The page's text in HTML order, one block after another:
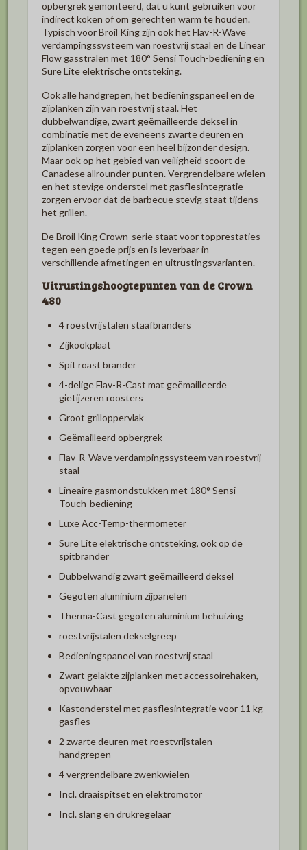
opbergrek gemonteerd, dat u kunt gebruiken voor
indirect koken of om gerechten warm te houden.
Typisch voor Broil King zijn ook het Flav-R-Wave
verdampingssysteem van roestvrij staal en de Linear
Flow gasstralen met 180° Sensi Touch-bediening en
Sure Lite elektrische ontsteking.
Ook alle handgrepen, het bedieningspaneel en de
zijplanken zijn van roestvrij staal. Het
dubbelwandige, zwart geëmailleerde deksel in
combinatie met de eveneens zwarte deuren en
zijplanken zorgen voor een heel bijzonder design.
Maar ook op het gebied van veiligheid scoort de
Canadese allrounder punten. Vergrendelbare wielen
en het stevige onderstel met gasflesintegratie
zorgen ervoor dat de barbecue stevig staat tijdens
het grillen.
De Broil King Crown-serie staat voor topprestaties
tegen een goede prijs en is leverbaar in
verschillende afmetingen en uitrustingsvarianten.
Uitrustingshoogtepunten van de Crown
480
4 roestvrijstalen staafbranders
Zijkookplaat
Spit roast brander
4-delige Flav-R-Cast mat geëmailleerde
gietijzeren roosters
Groot grilloppervlak
Geëmailleerd opbergrek
Flav-R-Wave verdampingssysteem van roestvrij
staal
Lineaire gasmondstukken met 180° Sensi-
Touch-bediening
Luxe Acc-Temp-thermometer
Sure Lite elektrische ontsteking, ook op de
spitbrander
Dubbelwandig zwart geëmailleerd deksel
Gegoten aluminium zijpanelen
Therma-Cast gegoten aluminium behuizing
roestvrijstalen dekselgreep
Bedieningspaneel van roestvrij staal
Zwart gelakte zijplanken met accessoirehaken,
opvouwbaar
Kastonderstel met gasflesintegratie voor 11 kg
gasfles
2 zwarte deuren met roestvrijstalen
handgrepen
4 vergrendelbare zwenkwielen
Incl. draaispitset en elektromotor
Incl. slang en drukregelaar